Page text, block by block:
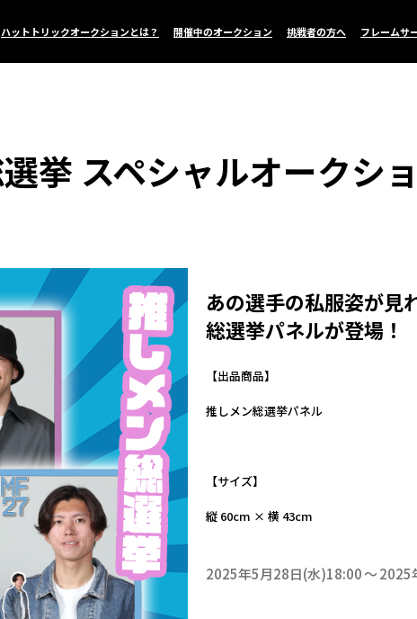
ハットトリックオークションとは？ 開催中のオークション 挑戦者の方へ フレームサ
挙 スペシャルオークシ
あの選手の私服姿が見
総選挙パネルが登場！
【出品商品】
推しメン総選挙パネル
【サイズ】
縦 60cm × 横 43cm
2025年5月28日(水)18:00 2025